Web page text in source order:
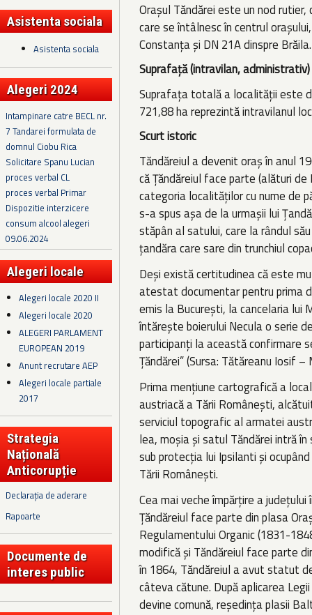
Asistenta sociala
Asistenta sociala
Alegeri 2024
Intampinare catre BECL nr.
7 Tandarei formulata de
domnul Ciobu Rica
Solicitare Spanu Lucian
proces verbal CL
proces verbal Primar
Dispozitie interzicere
consum alcool alegeri
09.06.2024
Alegeri locale
Alegeri locale 2020 II
Alegeri locale 2020
ALEGERI PARLAMENT
EUROPEAN 2019
Anunt recrutare AEP
Alegeri locale partiale
2017
Strategia
Națională
Anticorupție
Declarația de aderare
Rapoarte
Documente de
interes public
Orașul Tăndărei este un nod
care se întâlnesc în centrul
Constanța și DN 21A dinspre
Suprafață (intravilan, administrativ)
Suprafața totală a localității este
721,88 ha reprezintă intravilanul
Scurt istoric
Tăndăreiul a devenit oraș în anul
că Țăndăreiul face parte (alături
categoria localităților cu nume de
s-a spus așa de la urmașii lui
stăpân al satului, care la rândul
țandăra care sare din trunchiul
Deși există certitudinea că este
atestat documentar pentru prima
emis la București, la cancelaria lui
întărește boierului Necula o serie
participanți la această confirmare
Țăndărei” (Sursa: Tătăreanu Iosif –
Prima mențiune cartografică a
austriacă a Tării Românești,
serviciul topografic al armatei
lea, moșia și satul Tăndărei intră
sub protecția lui Ipsilanti și
Tării Românești.
Cea mai veche împărțire a
Țăndăreiul face parte din plasa
Regulamentului Organic (1831-
modifică și Tăndăreiul face parte
în 1864, Tăndăreiul a avut statut
câteva cătune. După aplicarea
devine comună, reședința plasii